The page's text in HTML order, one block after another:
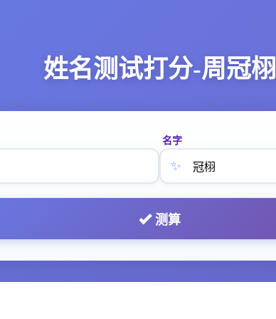
姓名测试打分-周冠栩
名字
✨
测算